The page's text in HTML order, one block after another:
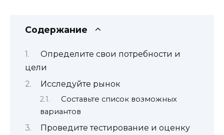
Содержание
Определите свои потребности и
цели
Исследуйте рынок
Составьте список возможных
вариантов
Проведите тестирование и оценку